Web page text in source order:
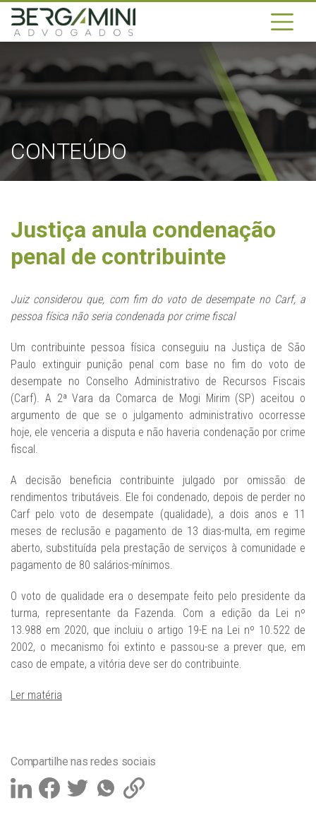
CONTEÚDO
Justiça anula condenação
penal de contribuinte
Juiz considerou que, com fim do voto de desempate no Carf, a
pessoa física não seria condenada por crime fiscal
Um contribuinte pessoa física conseguiu na Justiça de São
Paulo extinguir punição penal com base no fim do voto de
desempate no Conselho Administrativo de Recursos Fiscais
(Carf). A 2ª Vara da Comarca de Mogi Mirim (SP) aceitou o
argumento de que se o julgamento administrativo ocorresse
hoje, ele venceria a disputa e não haveria condenação por crime
fiscal.
A decisão beneficia contribuinte julgado por omissão de
rendimentos tributáveis. Ele foi condenado, depois de perder no
Carf pelo voto de desempate (qualidade), a dois anos e 11
meses de reclusão e pagamento de 13 dias-multa, em regime
aberto, substituída pela prestação de serviços à comunidade e
pagamento de 80 salários-mínimos.
O voto de qualidade era o desempate feito pelo presidente da
turma, representante da Fazenda. Com a edição da Lei nº
13.988 em 2020, que incluiu o artigo 19-E na Lei nº 10.522 de
2002, o mecanismo foi extinto e passou-se a prever que, em
caso de empate, a vitória deve ser do contribuinte.
Ler matéria
Compartilhe nas redes sociais